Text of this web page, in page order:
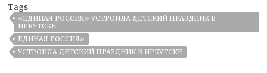
Tags
«ЕДИНАЯ РОССИЯ» УСТРОИЛА ДЕТСКИЙ ПРАЗДНИК В
ИРКУТСКЕ
ЕДИНАЯ РОССИЯ»
УСТРОИЛА ДЕТСКИЙ ПРАЗДНИК В ИРКУТСКЕ